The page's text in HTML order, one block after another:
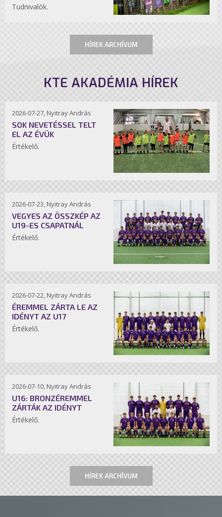
Tudnivalók.
HÍREK ARCHÍVUM
KTE AKADÉMIA HÍREK
2026-07-27, Nyitray András
SOK NEVETÉSSEL TELT
EL AZ ÉVÜK
Értékelő.
2026-07-23, Nyitray András
VEGYES AZ ÖSSZKÉP AZ
U19-ES CSAPATNÁL
Értékelő.
2026-07-22, Nyitray András
ÉREMMEL ZÁRTA LE AZ
IDÉNYT AZ U17
Értékelő.
2026-07-10, Nyitray András
U16: BRONZÉREMMEL
ZÁRTÁK AZ IDÉNYT
Értékelő.
HÍREK ARCHÍVUM